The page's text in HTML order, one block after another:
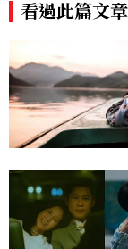
看過此篇文